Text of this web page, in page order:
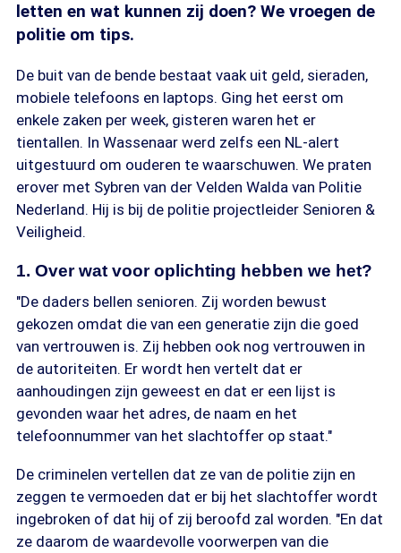
letten en wat kunnen zij doen? We vroegen de
politie om tips.
De buit van de bende bestaat vaak uit geld, sieraden,
mobiele telefoons en laptops. Ging het eerst om
enkele zaken per week, gisteren waren het er
tientallen. In Wassenaar werd zelfs een NL-alert
uitgestuurd om ouderen te waarschuwen. We praten
erover met Sybren van der Velden Walda van Politie
Nederland. Hij is bij de politie projectleider Senioren &
Veiligheid.
1. Over wat voor oplichting hebben we het?
"De daders bellen senioren. Zij worden bewust
gekozen omdat die van een generatie zijn die goed
van vertrouwen is. Zij hebben ook nog vertrouwen in
de autoriteiten. Er wordt hen vertelt dat er
aanhoudingen zijn geweest en dat er een lijst is
gevonden waar het adres, de naam en het
telefoonnummer van het slachtoffer op staat."
De criminelen vertellen dat ze van de politie zijn en
zeggen te vermoeden dat er bij het slachtoffer wordt
ingebroken of dat hij of zij beroofd zal worden. "En dat
ze daarom de waardevolle voorwerpen van die